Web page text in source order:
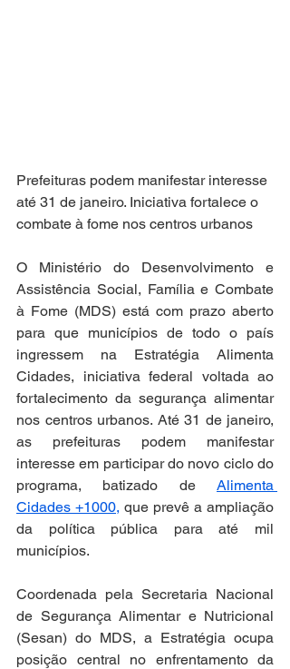
Prefeituras podem manifestar interesse
até 31 de janeiro. Iniciativa fortalece o
combate à fome nos centros urbanos
O Ministério do Desenvolvimento e
Assistência Social, Família e Combate
à Fome (MDS) está com prazo aberto
para que municípios de todo o país
ingressem na Estratégia Alimenta
Cidades, iniciativa federal voltada ao
fortalecimento da segurança alimentar
nos centros urbanos. Até 31 de janeiro,
as prefeituras podem manifestar
interesse em participar do novo ciclo do
programa, batizado de Alimenta
Cidades +1000, que prevê a ampliação
da política pública para até mil
municípios.
Coordenada pela Secretaria Nacional
de Segurança Alimentar e Nutricional
(Sesan) do MDS, a Estratégia ocupa
posição central no enfrentamento da